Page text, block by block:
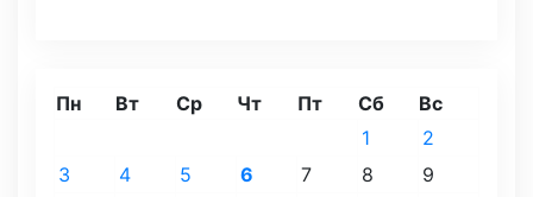
Пн Вт Ср Чт Пт Сб Вс
1
2
3
4 5 6 7 8
9